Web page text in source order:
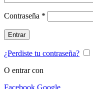
Contraseña *
Entrar
¿Perdiste tu contraseña?
O entrar con
Facebook Google